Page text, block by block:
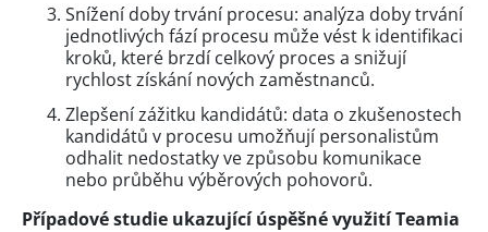
Snížení doby trvání procesu: analýza doby trvání
jednotlivých fází procesu může vést k identifikaci
kroků, které brzdí celkový proces a snižují
rychlost získání nových zaměstnanců.
Zlepšení zážitku kandidátů: data o zkušenostech
kandidátů v procesu umožňují personalistům
odhalit nedostatky ve způsobu komunikace
nebo průběhu výběrových pohovorů.
Případové studie ukazující úspěšné využití Teamia